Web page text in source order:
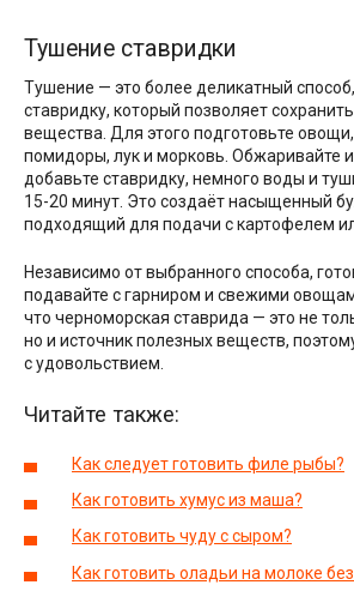
Тушение ставридки
Тушение — это более деликатный способ,
ставридку, который позволяет
вещества. Для этого подготовьте овощи,
помидоры, лук и морковь. Обжаривайте
добавьте ставридку, немного воды и
15-20 минут. Это создаёт насыщенный
подходящий для подачи с картофелем
Независимо от выбранного способа,
подавайте с гарниром и свежими
что черноморская ставрида — это не
но и источник полезных веществ,
с удовольствием.
Читайте также:
Как следует готовить филе рыбы?
Как готовить хумус из маша?
Как готовить чуду с сыром?
Как готовить оладьи на молоке